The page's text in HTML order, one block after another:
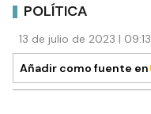
POLÍTICA
13 de julio de 2023 |
Añadir como fuente en